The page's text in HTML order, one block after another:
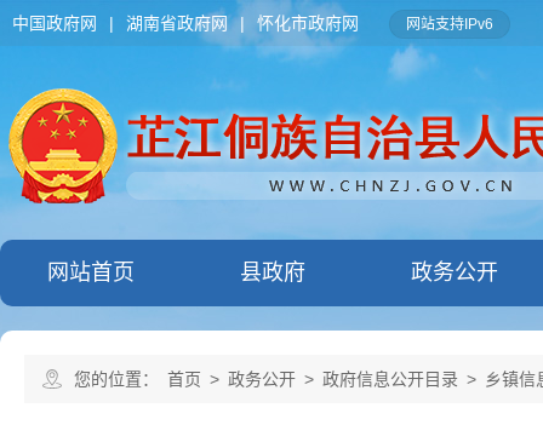
中国政府网 | 湖南省政府网 | 怀化市政府网 网站支持IPv6
网站首页 县政府 政务公开
您的位置： 首页 > 政务公开 > 政府信息公开目录 > 乡镇信